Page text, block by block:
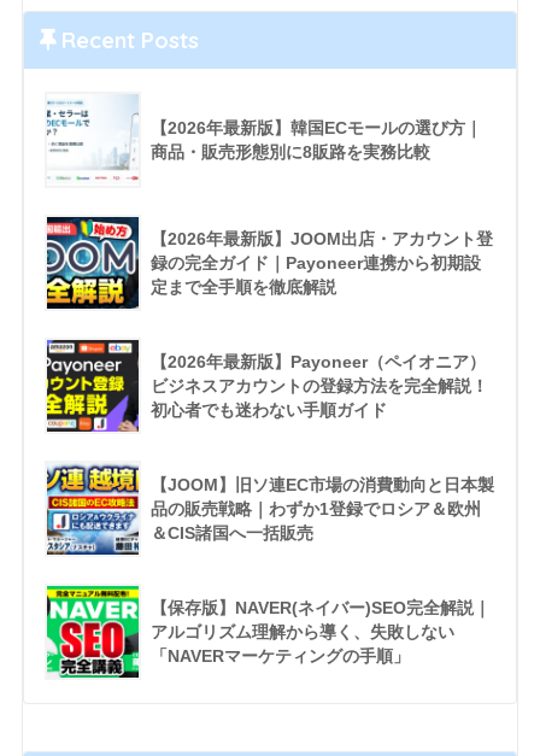
Recent Posts
【2026年最新版】韓国ECモールの選び方｜
商品・販売形態別に8販路を実務比較
【2026年最新版】JOOM出店・アカウント登
録の完全ガイド｜Payoneer連携から初期設
定まで全手順を徹底解説
【2026年最新版】Payoneer（ペイオニア）
ビジネスアカウントの登録方法を完全解説！
初心者でも迷わない手順ガイド
【JOOM】旧ソ連EC市場の消費動向と日本製
品の販売戦略｜わずか1登録でロシア＆欧州
＆CIS諸国へ一括販売
【保存版】NAVER(ネイバー)SEO完全解説｜
アルゴリズム理解から導く、失敗しない
「NAVERマーケティングの手順」